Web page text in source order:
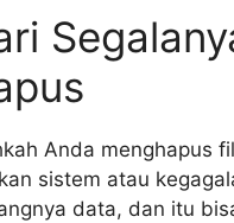
Anda menghapus
sistem atau
data, dan itu